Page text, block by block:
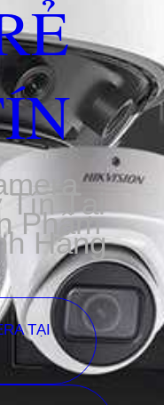
Tín Tại
Phẩm
Hãng
TẠI